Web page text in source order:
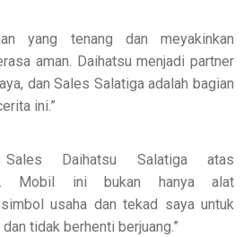
yang tenang dan meyakinkan
aman. Daihatsu menjadi partner
dan Sales Salatiga adalah bagian
ini.”
Daihatsu Salatiga atas
Mobil ini bukan hanya alat
usaha dan tekad saya untuk
tidak berhenti berjuang.”